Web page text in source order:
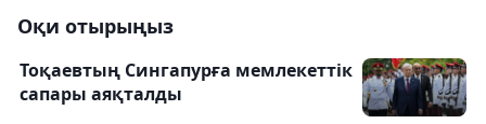
Оқи отырыңыз
Тоқаевтың Сингапурға мемлекеттік
сапары аяқталды